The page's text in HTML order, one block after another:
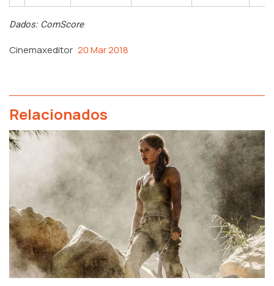
Dados: ComScore
Cinemaxeditor 20 Mar 2018
Relacionados